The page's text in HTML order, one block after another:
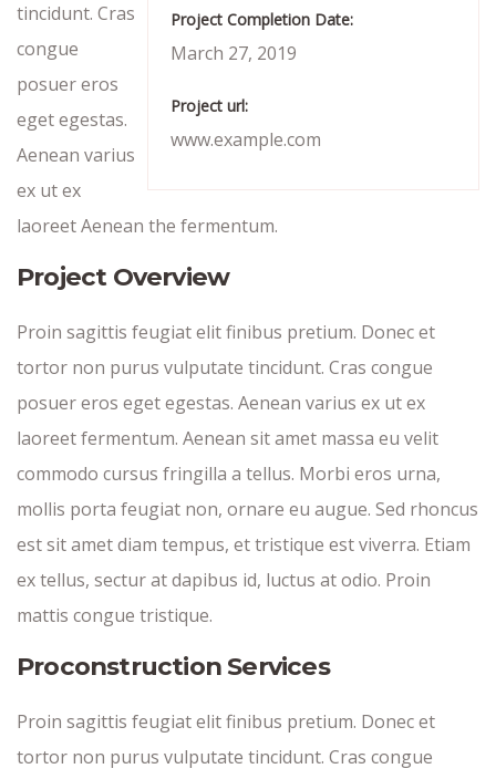
Project Completion Date:
March 27, 2019
Project url:
www.example.com
tincidunt. Cras
congue
posuer eros
eget egestas.
Aenean varius
ex ut ex
laoreet Aenean the fermentum.
Project Overview
Proin sagittis feugiat elit finibus pretium. Donec et
tortor non purus vulputate tincidunt. Cras congue
posuer eros eget egestas. Aenean varius ex ut ex
laoreet fermentum. Aenean sit amet massa eu velit
commodo cursus fringilla a tellus. Morbi eros urna,
mollis porta feugiat non, ornare eu augue. Sed rhoncus
est sit amet diam tempus, et tristique est viverra. Etiam
ex tellus, sectur at dapibus id, luctus at odio. Proin
mattis congue tristique.
Proconstruction Services
Proin sagittis feugiat elit finibus pretium. Donec et
tortor non purus vulputate tincidunt. Cras congue